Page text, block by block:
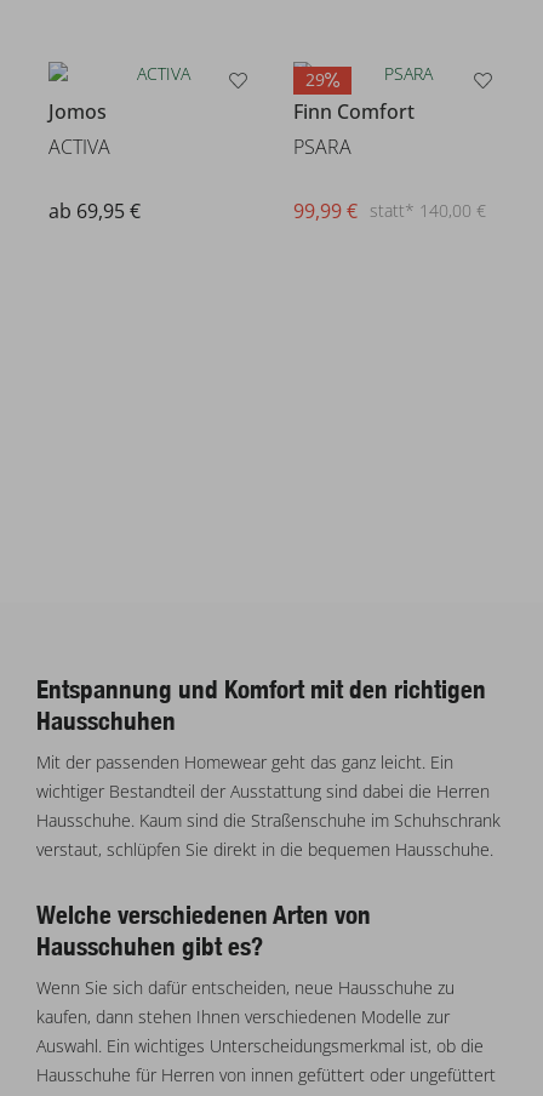
Jomos
ACTIVA
ab 69,95 €
29
Finn Comfort
PSARA
statt* 140,00 €
99,99 €
Entspannung und Komfort mit den richtigen
Hausschuhen
Mit der passenden Homewear geht das ganz leicht. Ein
wichtiger Bestandteil der Ausstattung sind dabei die Herren
Hausschuhe. Kaum sind die Straßenschuhe im Schuhschrank
verstaut, schlüpfen Sie direkt in die bequemen Hausschuhe.
Welche verschiedenen Arten von
Hausschuhen gibt es?
Wenn Sie sich dafür entscheiden, neue Hausschuhe zu
kaufen, dann stehen Ihnen verschiedenen Modelle zur
Auswahl. Ein wichtiges Unterscheidungsmerkmal ist, ob die
Hausschuhe für Herren von innen gefüttert oder ungefüttert